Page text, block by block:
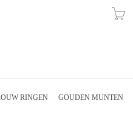
RINGEN GOUDEN MUNTEN